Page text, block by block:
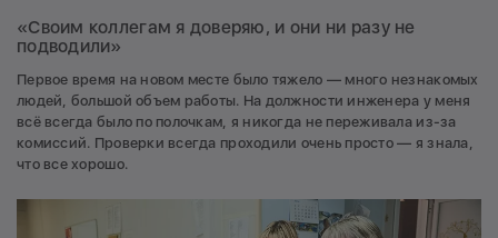
«Своим коллегам я доверяю, и они ни разу не
подводили»
Первое время на новом месте было тяжело — много незнакомых
людей, большой объем работы. На должности инженера у меня
всё всегда было по полочкам, я никогда не переживала из-за
комиссий. Проверки всегда проходили очень просто — я знала,
что все хорошо.